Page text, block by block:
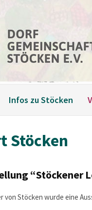
Infos zu Stöcken
Stöcken
“Stöckener
von Stöcken wurde eine